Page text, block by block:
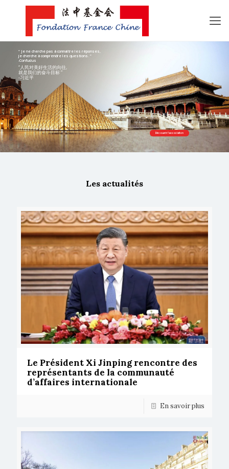
Découvrir l'association
“ Je ne cherche pas à connaître les réponses,
je cherche à comprendre les questions. ”
-Confucius
“人民对美好生活的向往,
就是我们的奋斗目标 ”
-习近平
Les actualités
Le Président Xi Jinping rencontre des
représentants de la communauté
d’affaires internationale
En savoir plus